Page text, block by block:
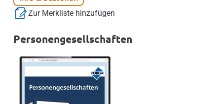
Zur Merkliste hinzufügen
Personengesellschaften